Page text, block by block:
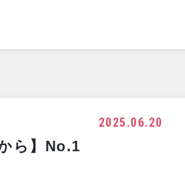
2025.06.20
ら】No.1